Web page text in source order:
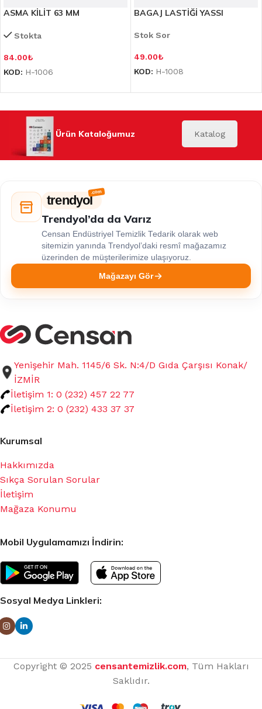
ASMA KİLİT 63 MM
Stokta
84.00₺
KOD: H-1006
BAGAJ LASTİĞİ YASSI
Stok Sor
49.00₺
KOD: H-1008
Ürün Kataloğumuz Katalog
trendyol
Trendyol’da da Varız
Censan Endüstriyel Temizlik Tedarik olarak web
sitemizin yanında Trendyol’daki resmî mağazamız
üzerinden de müşterilerimize ulaşıyoruz.
Mağazayı Gör
Yenişehir Mah. 1145/6 Sk. N:4/D Gıda Çarşısı Konak/
İZMİR
İletişim 1: 0 (232) 457 22 77
İletişim 2: 0 (232) 433 37 37
Kurumsal
Hakkımızda
Sıkça Sorulan Sorular
İletişim
Mağaza Konumu
Mobil Uygulamamızı İndirin:
Sosyal Medya Linkleri:
Copyright © 2025 censantemizlik.com, Tüm Hakları
Saklıdır.